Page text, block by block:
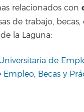
relacionados con
de trabajo,
la Laguna:
de
Empleo, Becas y